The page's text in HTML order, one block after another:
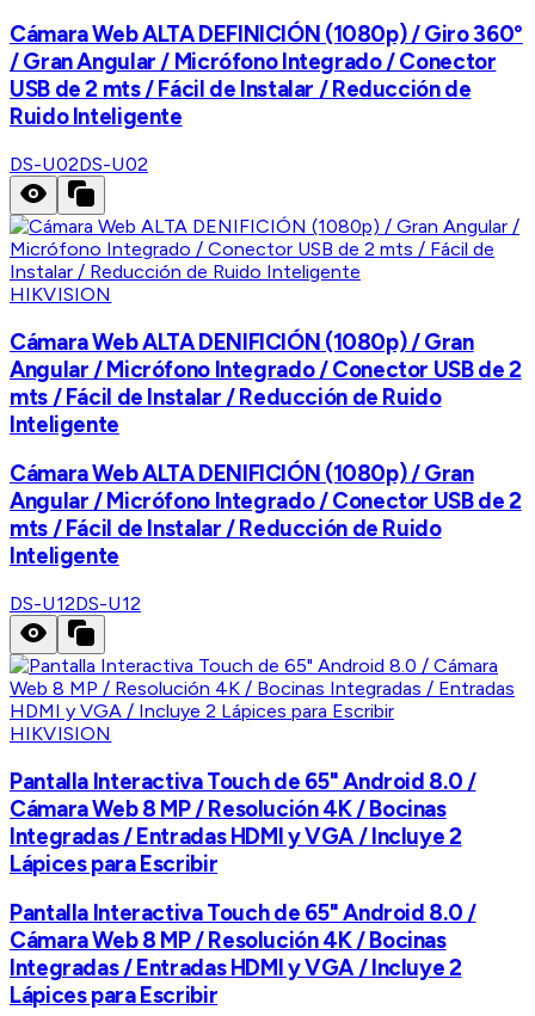
Cámara Web ALTA DEFINICIÓN (1080p) / Giro 360°
/ Gran Angular / Micrófono Integrado / Conector
USB de 2 mts / Fácil de Instalar / Reducción de
Ruido Inteligente
DS-U02DS-U02
HIKVISION
Cámara Web ALTA DENIFICIÓN (1080p) / Gran
Angular / Micrófono Integrado / Conector USB de 2
mts / Fácil de Instalar / Reducción de Ruido
Inteligente
Cámara Web ALTA DENIFICIÓN (1080p) / Gran
Angular / Micrófono Integrado / Conector USB de 2
mts / Fácil de Instalar / Reducción de Ruido
Inteligente
DS-U12DS-U12
HIKVISION
Pantalla Interactiva Touch de 65" Android 8.0 /
Cámara Web 8 MP / Resolución 4K / Bocinas
Integradas / Entradas HDMI y VGA / Incluye 2
Lápices para Escribir
Pantalla Interactiva Touch de 65" Android 8.0 /
Cámara Web 8 MP / Resolución 4K / Bocinas
Integradas / Entradas HDMI y VGA / Incluye 2
Lápices para Escribir